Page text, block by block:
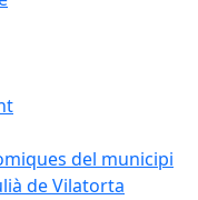
del municipi
de Vilatorta